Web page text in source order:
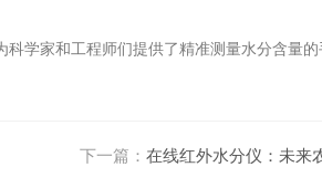
学家和工程师们提供了精准测量水分含量
下一篇： 在线红外水分仪：未来